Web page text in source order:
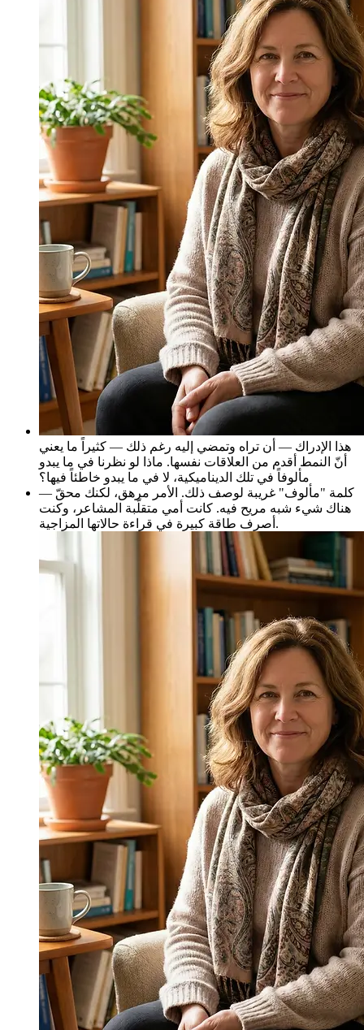
هذا الإدراك — أن تراه وتمضي إليه رغم ذلك — كثيراً ما يعني
أنّ النمط أقدم من العلاقات نفسها. ماذا لو نظرنا في ما يبدو
مألوفاً في تلك الديناميكية، لا في ما يبدو خاطئاً فيها؟
كلمة "مألوف" غريبة لوصف ذلك. الأمر مرهق، لكنك محقّ —
هناك شيء شبه مريح فيه. كانت أمي متقلّبة المشاعر، وكنت
أصرف طاقة كبيرة في قراءة حالاتها المزاجية.